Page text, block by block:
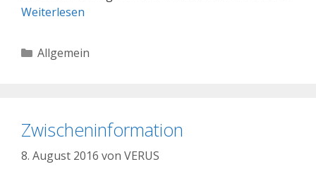
Weiterlesen
Kategorien
Allgemein
Zwischeninformation
8. August 2016 von VERUS